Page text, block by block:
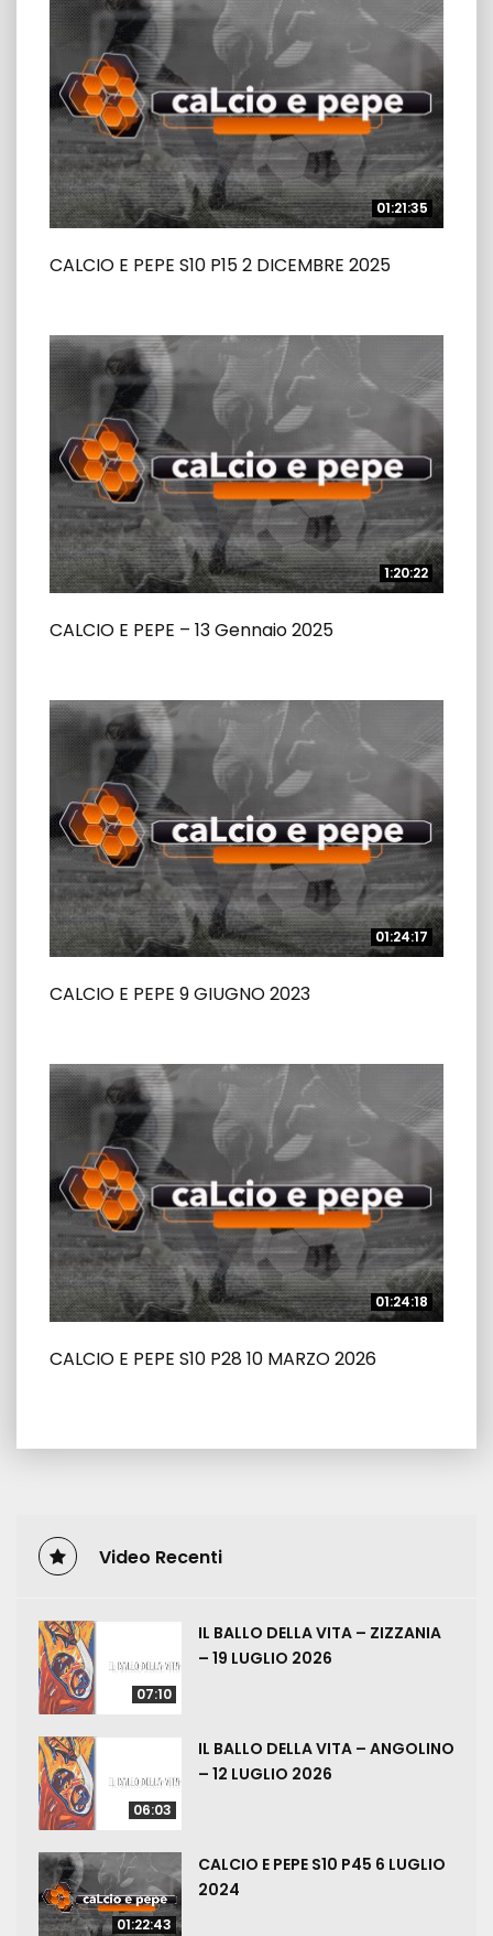
01:21:35
01:21:35
CALCIO E PEPE S10 P15 2 DICEMBRE 2025
1:20:22
1:20:22
CALCIO E PEPE – 13 Gennaio 2025
01:24:17
01:24:17
CALCIO E PEPE 9 GIUGNO 2023
01:24:18
01:24:18
CALCIO E PEPE S10 P28 10 MARZO 2026
Video Recenti
07:10
IL BALLO DELLA VITA – ZIZZANIA
– 19 LUGLIO 2026
06:03
IL BALLO DELLA VITA – ANGOLINO
– 12 LUGLIO 2026
01:22:43
CALCIO E PEPE S10 P45 6 LUGLIO
2024